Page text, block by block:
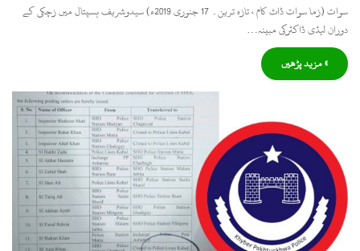
سوات (زما سوات ڈاٹ کام ، تازہ ترین۔ 17 جنوری 2019ء) سیدوشریف ہسپتال میں زچکی کے
دوران لیڈی ڈاکٹرکی مبینہ…
» مزید پڑھیں